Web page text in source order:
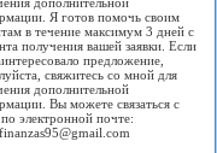
Я готов помочь своим
в течение максимум 3 дней с
получения вашей заявки. Если
предложение,
свяжитесь со мной для
дополнительной
Вы можете связаться с
электронной почте: